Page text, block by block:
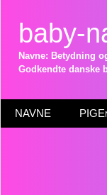
baby-
Navne: Betydning
Godkendte danske
NAVNE